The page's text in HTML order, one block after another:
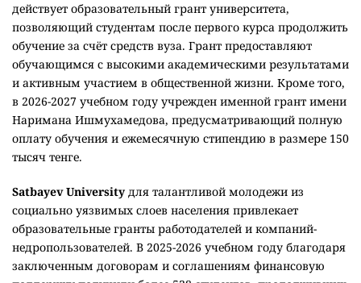
действует образовательный грант университета,
позволяющий студентам после первого курса продолжить
обучение за счёт средств вуза. Грант предоставляют
обучающимся с высокими академическими результатами
и активным участием в общественной жизни. Кроме того,
в 2026-2027 учебном году учрежден именной грант имени
Наримана Ишмухамедова, предусматривающий полную
оплату обучения и ежемесячную стипендию в размере 150
тысяч тенге.
Satbayev University для талантливой молодежи из
социально уязвимых слоев населения привлекает
образовательные гранты работодателей и компаний-
недропользователей. В 2025-2026 учебном году благодаря
заключенным договорам и соглашениям финансовую